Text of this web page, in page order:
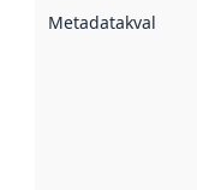
Metadatakvalitet